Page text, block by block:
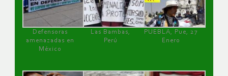
Defensoras
amenazadas en
México
Las Bambas,
Perú
PUEBLA, Pue, 27
Enero